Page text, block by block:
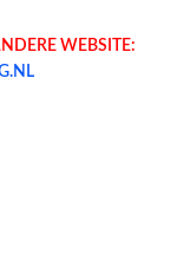
WEBSITE: